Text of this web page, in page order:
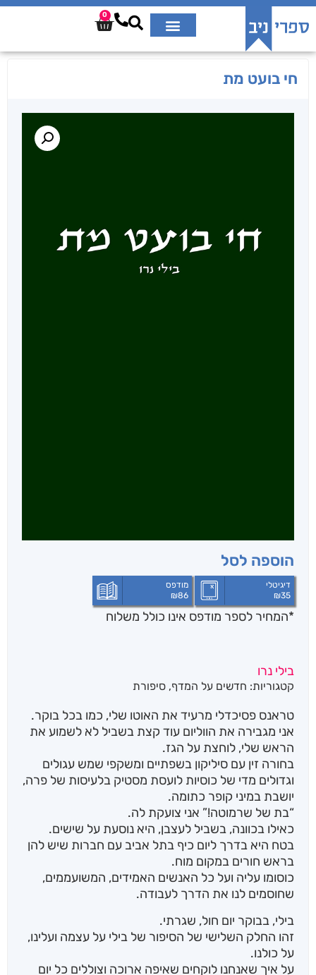
0
חי בועט מת
הוספה לסל
דיגיטלי
₪35
מודפס
₪86
*המחיר לספר מודפס אינו כולל משלוח
בילי נרו
קטגוריות: חדשים על המדף, סיפורת
טראנס פסיכדלי מרעיד את האוטו שלי, כמו בכל בוקר.
אני מגבירה את הווליום עוד קצת בשביל לא לשמוע את
הראש שלי, לוחצת על הגז.
בחורה זין עם סיליקון בשפתיים ומשקפי שמש עגולים
וגדולים מדי של כוסיות לועסת מסטיק בלעיסות של פרה,
יושבת במיני קופר כתומה.
“בת של שרמוטה!” אני צועקת לה.
כאילו בכוונה, בשביל לעצבן, היא נוסעת על שישים.
בטח היא בדרך ליום כיף בתל אביב עם חברות שיש להן
בראש חורים במקום מוח.
כוסומו עליה ועל כל האנשים האמידים, המשועממים,
שחוסמים לנו את הדרך לעבודה.
בילי, בבוקר יום חול, שגרתי.
זהו החלק השלישי של הסיפור של בילי על עצמה ועלינו,
על כולנו.
על איך שאנחנו לוקחים שאיפה ארוכה וצוללים כל יום